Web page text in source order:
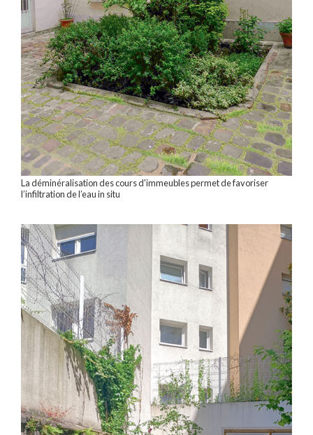
La déminéralisation des cours d'immeubles permet de favoriser
l’infiltration de l’eau in situ